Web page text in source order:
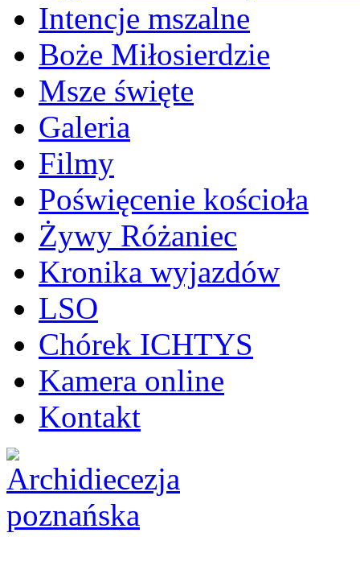
Intencje mszalne
Boże Miłosierdzie
Msze święte
Galeria
Filmy
Poświęcenie kościoła
Żywy Różaniec
Kronika wyjazdów
LSO
Chórek ICHTYS
Kamera online
Kontakt